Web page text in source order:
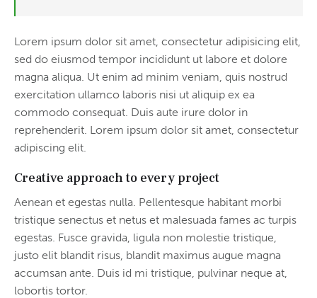
Lorem ipsum dolor sit amet, consectetur adipisicing elit,
sed do eiusmod tempor incididunt ut labore et dolore
magna aliqua. Ut enim ad minim veniam, quis nostrud
exercitation ullamco laboris nisi ut aliquip ex ea
commodo consequat. Duis aute irure dolor in
reprehenderit. Lorem ipsum dolor sit amet, consectetur
adipiscing elit.
Creative approach to every project
Aenean et egestas nulla. Pellentesque habitant morbi
tristique senectus et netus et malesuada fames ac turpis
egestas. Fusce gravida, ligula non molestie tristique,
justo elit blandit risus, blandit maximus augue magna
accumsan ante. Duis id mi tristique, pulvinar neque at,
lobortis tortor.